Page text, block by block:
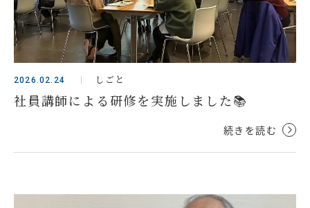
2026.02.24 しごと
社員講師による研修を実施しました📚
続きを読む